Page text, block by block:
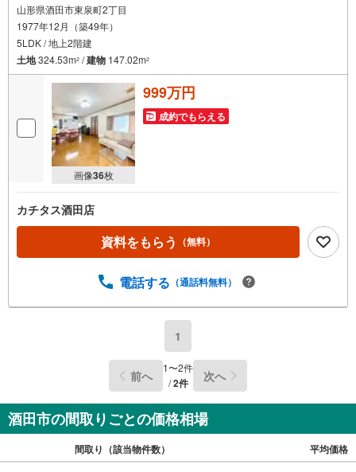
山形県酒田市東泉町2丁目
1977年12月（築49年）
5LDK / 地上2階建
土地324.53m2 /建物 147.02m2
画像36枚
999万円
成約でもらえる
カチタス酒田店
資料をもらう （無料）
電話する （通話料無料）
1
前へ 1〜2件
/2件 次へ
酒田市の間取りごとの価格相場
間取り（該当物件数） 平均価格